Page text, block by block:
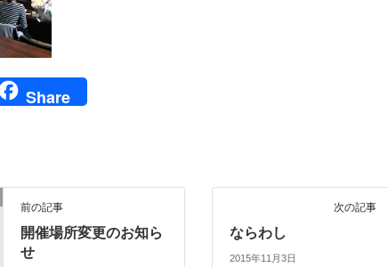
Share
前の記事
開催場所変更のお知ら
せ
次の記事
ならわし
2015年11月3日